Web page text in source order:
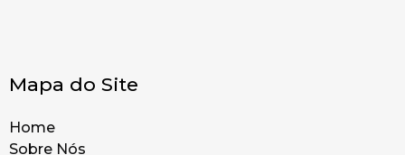
Mapa do Site
Home
Sobre Nós